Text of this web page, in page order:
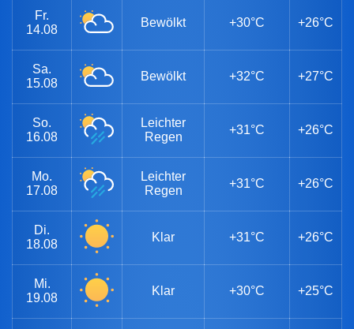
Fr.
14.08
Bewölkt +30°C +26°C
Sa.
15.08
Bewölkt +32°C +27°C
So.
16.08
Leichter
Regen
+31°C +26°C
Mo.
17.08
Leichter
Regen
+31°C +26°C
Di.
18.08
Klar +31°C +26°C
Mi.
19.08
Klar +30°C +25°C